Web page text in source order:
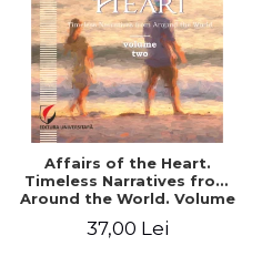
Affairs of the Heart.
Timeless Narratives from
Around the World. Volume
37,00 Lei